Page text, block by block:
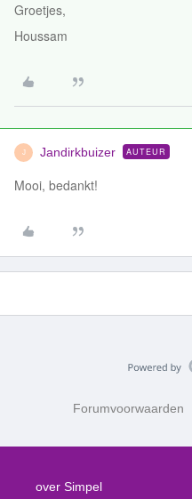
Groetjes,
Houssam
J Jandirkbuizer AUTEUR
Mooi, bedankt!
Forumvoorwaarden
over Simpel